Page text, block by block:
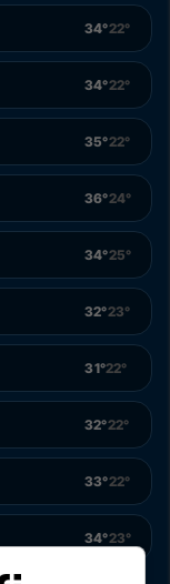
34°22°
34°22°
35°22°
36°24°
34°25°
32°23°
31°22°
32°22°
33°22°
34°23°